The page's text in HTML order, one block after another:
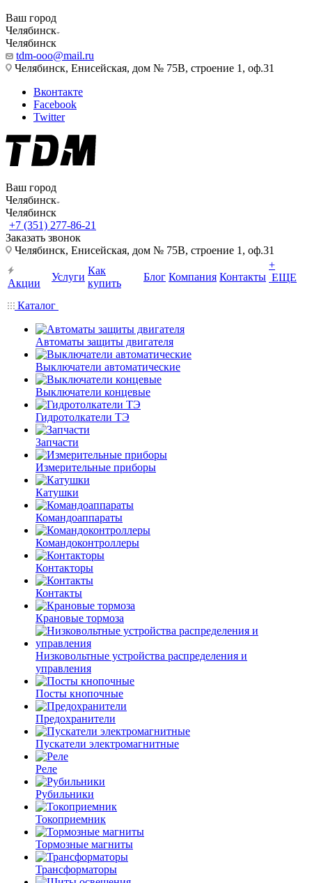
Ваш город
Челябинск
Челябинск
tdm-ooo@mail.ru
Челябинск, Енисейская, дом № 75В, строение 1, оф.31
Вконтакте
Facebook
Twitter
Ваш город
Челябинск
Челябинск
+7 (351) 277-86-21
Заказать звонок
Челябинск, Енисейская, дом № 75В, строение 1, оф.31
Акции
Услуги
Как
купить
Блог Компания Контакты
+
ЕЩЕ
Каталог
Автоматы защиты двигателя
Выключатели автоматические
Выключатели концевые
Гидротолкатели ТЭ
Запчасти
Измерительные приборы
Катушки
Командоаппараты
Командоконтроллеры
Контакторы
Контакты
Крановые тормоза
Низковольтные устройства распределения и
управления
Посты кнопочные
Предохранители
Пускатели электромагнитные
Реле
Рубильники
Токоприемник
Тормозные магниты
Трансформаторы